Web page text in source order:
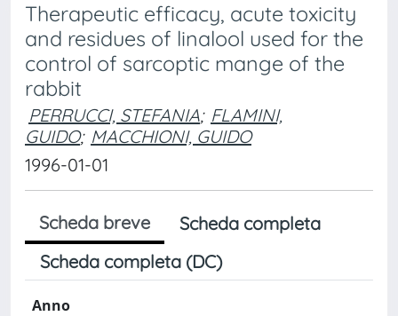
Therapeutic efficacy, acute toxicity
and residues of linalool used for the
control of sarcoptic mange of the
rabbit
PERRUCCI, STEFANIA; FLAMINI,
GUIDO; MACCHIONI, GUIDO
1996-01-01
Scheda breve
Scheda completa
Scheda completa (DC)
Anno